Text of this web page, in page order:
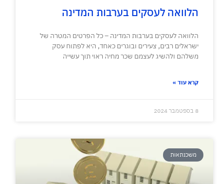
הלוואה לעסקים בערבות המדינה
הלוואה לעסקים בערבות המדינה – כל הפרטים המטרה של
ישראלים רבים, צעירים ובוגרים כאחד, היא לפתוח עסק
משלהם ולהשיג לעצמם שכר מחיה ראוי תוך עשייה
קרא עוד »
8 בספטמבר 2024
משכנתאות